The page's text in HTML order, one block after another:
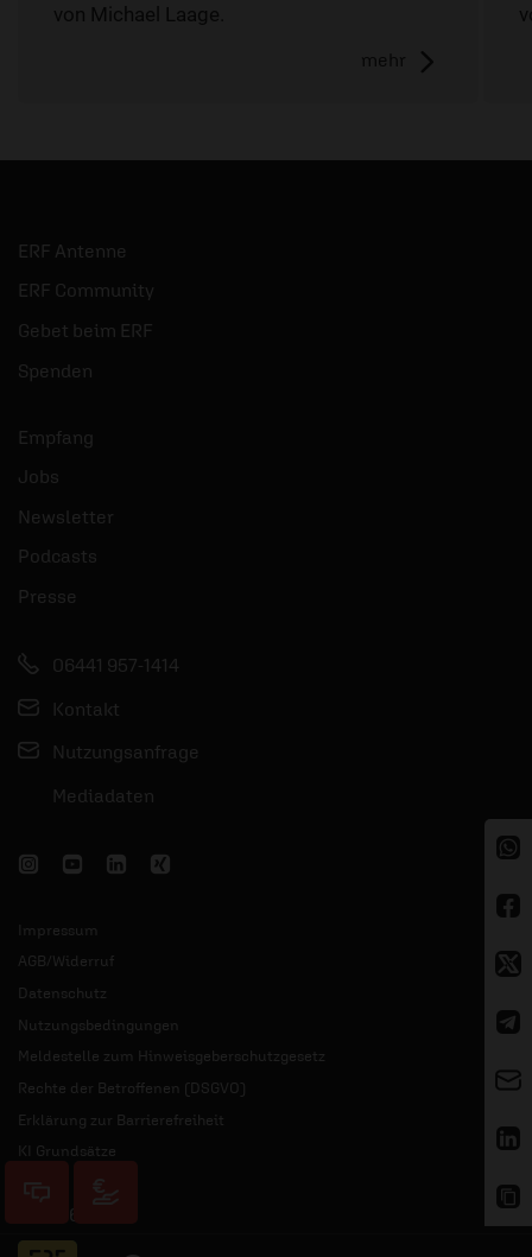
von Michael Laage.
mehr
ERF Antenne
ERF Community
Gebet beim ERF
Spenden
Empfang
Jobs
Newsletter
Podcasts
Presse
06441 957-1414
Kontakt
Nutzungsanfrage
Mediadaten
Impressum
AGB/Widerruf
Datenschutz
Nutzungsbedingungen
Meldestelle zum Hinweisgeberschutzgesetz
Rechte der Betroffenen (DSGVO)
Erklärung zur Barrierefreiheit
KI Grundsätze
© 2026 ERF